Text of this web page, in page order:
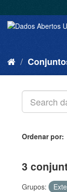
Ordenar por
3
Grupos: